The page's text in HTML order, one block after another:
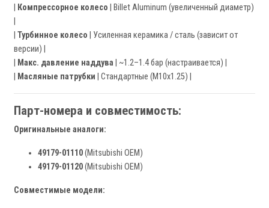
Компрессорное колесо | Billet Aluminum (увеличенный диаметр)
Турбинное колесо | Усиленная керамика / сталь (зависит от
версии) |
Макс. давление наддува | ~1.2–1.4 бар (настраивается) |
Масляные патрубки | Стандартные (M10x1.25) |
Парт-номера и совместимость:
Оригинальные аналоги:
49179-01110(Mitsubishi OEM)
49179-01120(Mitsubishi OEM)
Совместимые модели: